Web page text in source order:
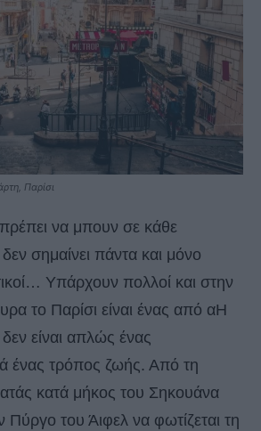
Παρίσι
να μπουν σε κάθε
δεν σημαίνει πάντα και μόνο
Υπάρχουν πολλοί και στην
το Παρίσι είναι ένας από αΗ
είναι απλώς ένας
ένας τρόπος ζωής. Από τη
κατά μήκος του Σηκουάνα
Πύργο του Άιφελ να φωτίζεται τη